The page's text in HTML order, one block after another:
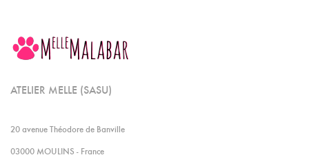
ATELIER MELLE (SASU)
20 avenue Théodore de Banville
03000 MOULINS - France